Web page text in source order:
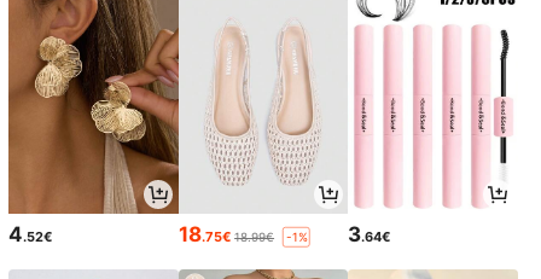
4.52€ 18.75€ 18.99€ -1% 3.64€